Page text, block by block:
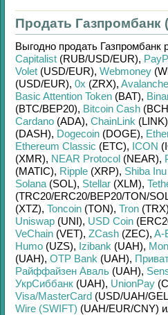
Продать Газпромбанк
Выгодно продать Газпромбанк
Capitalist (RUB/USD/EUR),
Volet (USD/EUR), Webmoney
(USD/EUR), 0x (ZRX), Avalanche
Basic Attention Token (BAT),
(BTC/BEP20), Bitcoin Cash
Cardano (ADA), ChainLink (LINK)
(DASH), Dogecoin (DOGE),
Ethereum Classic (ETC), ICON
(XMR), NEAR Protocol (NEAR),
(MATIC), Ripple (XRP), Shiba Inu
Solana (SOL), Stellar (XLM),
(TRC20/ERC20/BEP20/TON/
(XTZ), Toncoin (TON), Tron (TRX)
Uniswap (UNI), USD Coin
VeChain (VET), ZCash (ZEC), A-
Humo (UZS), Izibank (UAH),
(UAH), OTP Bank (UAH),
Райффайзен Аваль (UAH),
УкрСиббанк (UAH), UnionPay
Visa/MasterCard (USD/UAH/
Wire (SWIFT) (UAH/EUR/CNY)